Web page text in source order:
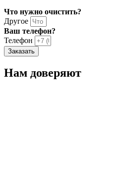
Что нужно очистить?
Другое
Ваш телефон?
Телефон
Заказать
Нам доверяют